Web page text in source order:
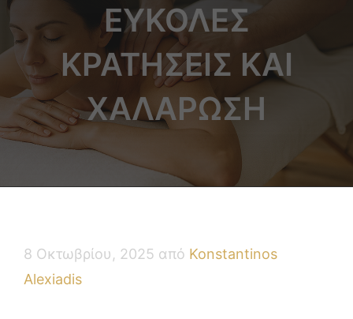
ΕΎΚΟΛΕΣ
ΚΡΑΤΉΣΕΙΣ ΚΑΙ
ΧΑΛΆΡΩΣΗ
8 Οκτωβρίου, 2025 από Konstantinos
Alexiadis